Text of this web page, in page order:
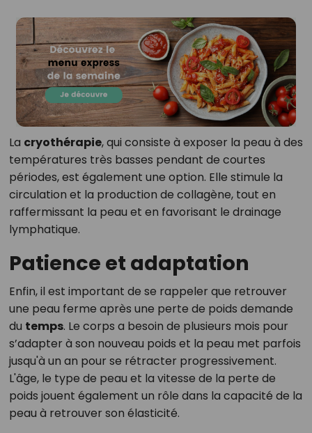
La cryothérapie, qui consiste à exposer la peau à des
températures très basses pendant de courtes
périodes, est également une option. Elle stimule la
circulation et la production de collagène, tout en
raffermissant la peau et en favorisant le drainage
lymphatique.
Patience et adaptation
Enfin, il est important de se rappeler que retrouver
une peau ferme après une perte de poids demande
du temps. Le corps a besoin de plusieurs mois pour
s’adapter à son nouveau poids et la peau met parfois
jusqu'à un an pour se rétracter progressivement.
L'âge, le type de peau et la vitesse de la perte de
poids jouent également un rôle dans la capacité de la
peau à retrouver son élasticité.